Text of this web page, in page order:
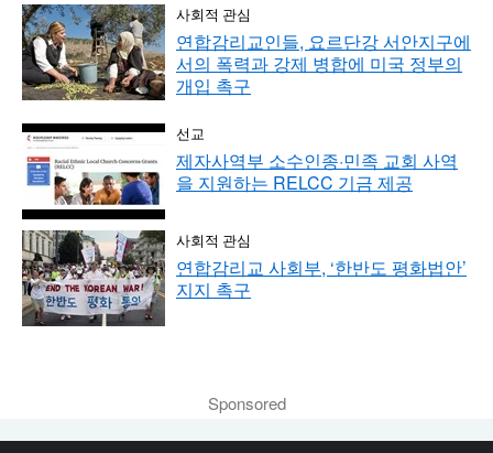
사회적 관심
연합감리교인들, 요르단강 서안지구에
서의 폭력과 강제 병합에 미국 정부의
개입 촉구
선교
제자사역부 소수인종·민족 교회 사역
을 지원하는 RELCC 기금 제공
사회적 관심
연합감리교 사회부, ‘한반도 평화법안’
지지 촉구
Sponsored